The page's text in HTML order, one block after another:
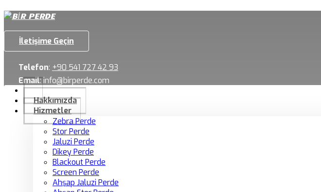
İletişime Geçin
Telefon: +90 541 727 42 93
Email:info@birperde.com
Hakkımızda
Hizmetler
Zebra Perde
Stor Perde
Jaluzi Perde
Dikey Perde
Blackout Perde
Screen Perde
Ahşap Jaluzi Perde